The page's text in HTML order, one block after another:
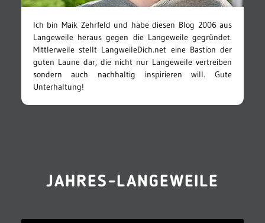
Ich bin Maik Zehrfeld und habe diesen Blog 2006 aus
Langeweile heraus gegen die Langeweile gegründet.
Mittlerweile stellt LangweileDich.net eine Bastion der
guten Laune dar, die nicht nur Langeweile vertreiben
sondern auch nachhaltig inspirieren will. Gute
Unterhaltung!
JAHRES-LANGEWEILE